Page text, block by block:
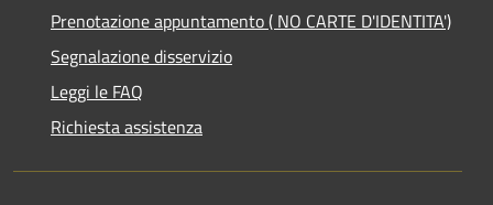
Prenotazione appuntamento ( NO CARTE D'IDENTITA')
Segnalazione disservizio
Leggi le FAQ
Richiesta assistenza